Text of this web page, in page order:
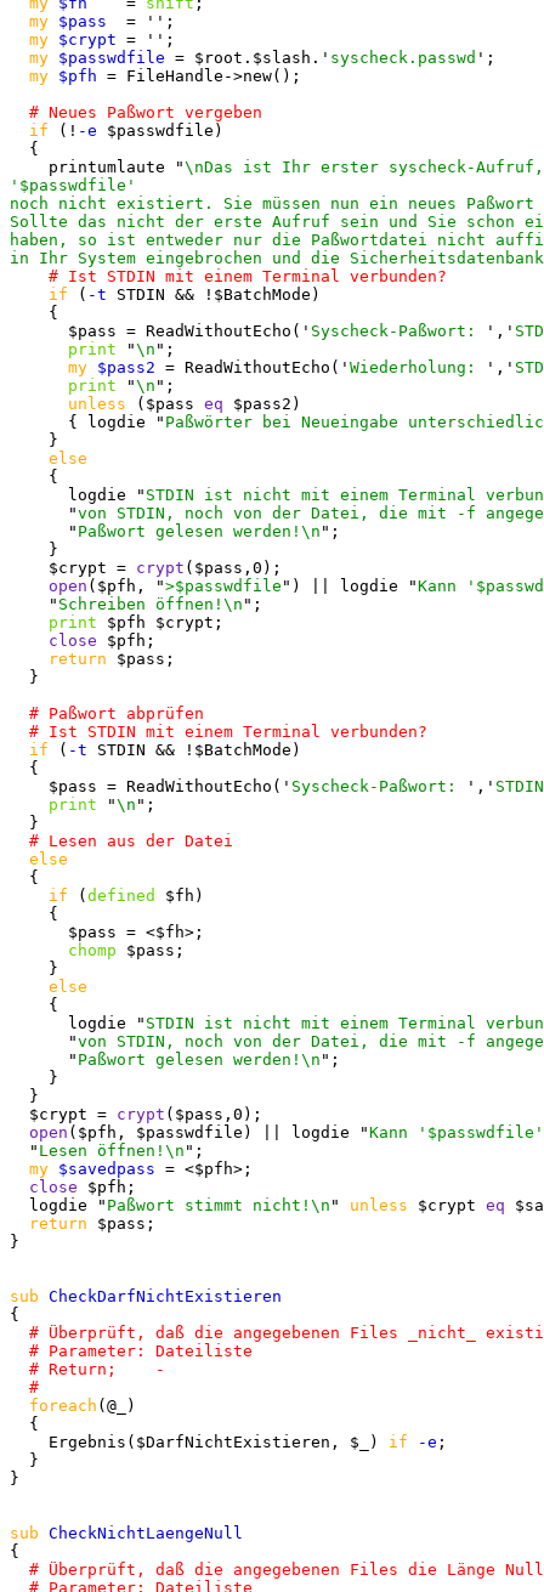
my $pass
  = '';
my $crypt = '';
my $passwdfile = $root.$slash.' syscheck.passwd ';
my $pfh = FileHandle->new();
if (! -e $passwdfile)
  {
    printumlaute "
\nDas ist Ihr erster syscheck-Aufruf,
'$passwdfile'
noch nicht existiert. Sie müssen nun ein neues Paßwort
Sollte das nicht der erste Aufruf sein und Sie schon
haben, so ist entweder nur die Paßwortdatei nicht
in Ihr System eingebrochen und die
if ( -t STDIN && !$BatchMode)
    {
      $pass = ReadWithoutEcho('
Syscheck-Paßwort: ','
print "\n ";
my $pass2 = ReadWithoutEcho(' Wiederholung: ','
print "\n ";
unless ($pass eq $pass2)
      { logdie "
Paßwörter bei Neueingabe
    }
else
    {
      logdie "
STDIN ist nicht mit einem Terminal
      "
von STDIN, noch von der Datei, die mit -f
      "
Paßwort gelesen werden!\n ";
    }
    $crypt =
crypt ($pass,0);
open ($pfh, ">$passwdfile ") || logdie "Kann
    "
Schreiben öffnen!\n ";
print $pfh $crypt;
close $pfh;
return $pass;
  }
if ( -t STDIN && !$BatchMode)
  {
    $pass = ReadWithoutEcho('
Syscheck-Paßwort: ',' STDIN
print "\n ";
  }
else
  {
if ( defined
$fh)
    {
      $pass = <$fh>;
chomp $pass;
    }
else
    {
      logdie "
STDIN ist nicht mit einem Terminal
      "
von STDIN, noch von der Datei, die mit -f
      "
Paßwort gelesen werden!\n ";
    }
  }
  $crypt =
crypt ($pass,0);
open ($pfh, $passwdfile) || logdie "Kann
  "
Lesen öffnen!\n ";
my $savedpass = <$pfh>;
close $pfh;
  logdie "
Paßwort stimmt nicht!\n " unless $crypt eq
return $pass;
}
sub
{
foreach (@_)
  {
    Ergebnis($DarfNichtExistieren, $_)
if -e ;
  }
}
sub
{